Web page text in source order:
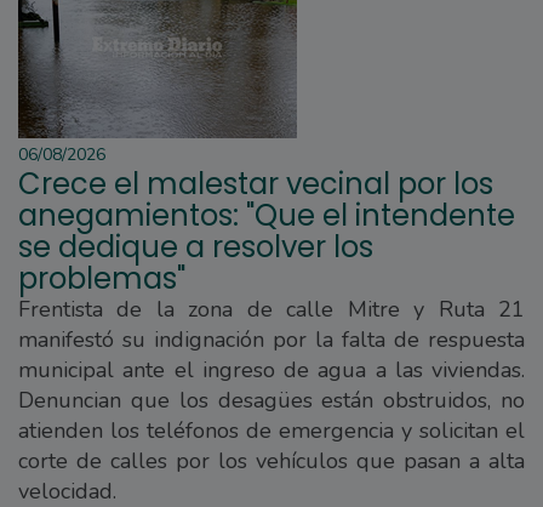
06/08/2026
Crece el malestar vecinal por los
anegamientos: "Que el intendente
se dedique a resolver los
problemas"
Frentista de la zona de calle Mitre y Ruta 21
manifestó su indignación por la falta de respuesta
municipal ante el ingreso de agua a las viviendas.
Denuncian que los desagües están obstruidos, no
atienden los teléfonos de emergencia y solicitan el
corte de calles por los vehículos que pasan a alta
velocidad.